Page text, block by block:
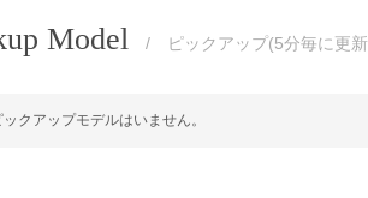
Model / ピックアップ(5分毎に更
クアップモデルはいません。